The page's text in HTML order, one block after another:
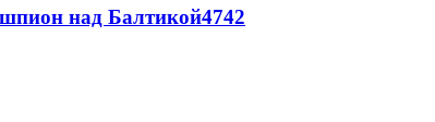
шпион над Балтикой4742